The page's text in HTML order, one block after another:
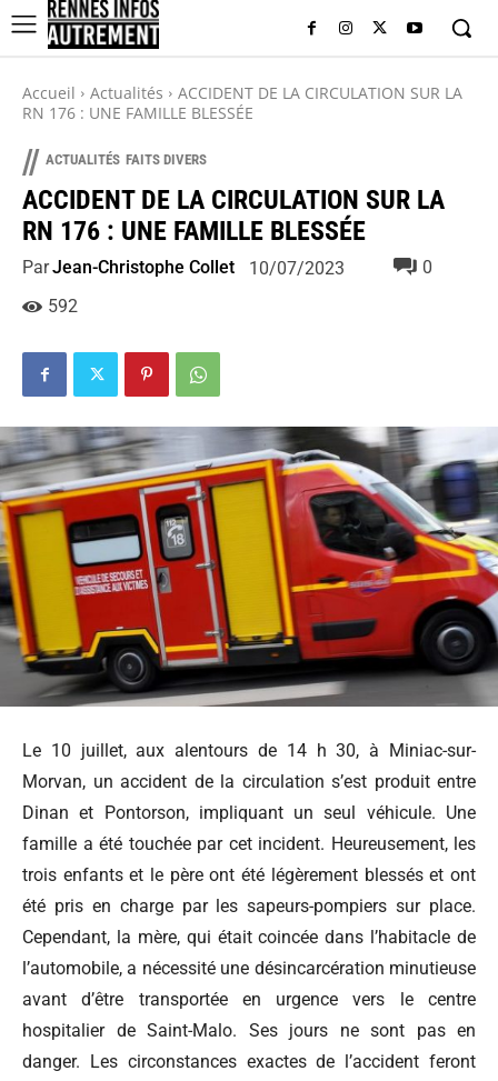
Accueil Actualités
ACCIDENT DE LA CIRCULATION SUR LA
RN 176 : UNE FAMILLE BLESSÉE
// ACTUALITÉS FAITS DIVERS
ACCIDENT DE LA CIRCULATION SUR LA
RN 176 : UNE FAMILLE BLESSÉE
ParJean-Christophe Collet 10/07/2023
0
592
Le 10 juillet, aux alentours de 14 h 30, à Miniac-sur-
Morvan, un accident de la circulation s’est produit entre
Dinan et Pontorson, impliquant un seul véhicule. Une
famille a été touchée par cet incident. Heureusement, les
trois enfants et le père ont été légèrement blessés et ont
été pris en charge par les sapeurs-pompiers sur place.
Cependant, la mère, qui était coincée dans l’habitacle de
l’automobile, a nécessité une désincarcération minutieuse
avant d’être transportée en urgence vers le centre
hospitalier de Saint-Malo. Ses jours ne sont pas en
danger. Les circonstances exactes de l’accident feront